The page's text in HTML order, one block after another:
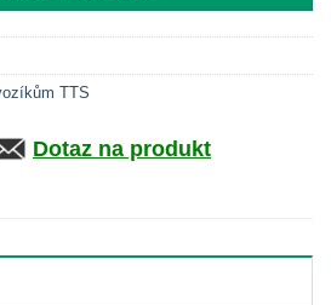
TTS
Dotaz na produkt